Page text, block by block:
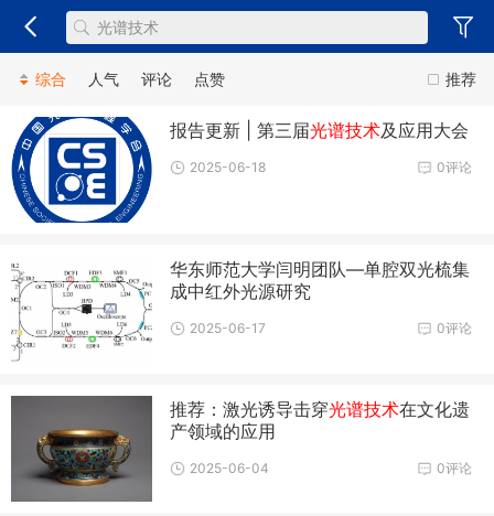
推荐
综合 人气 评论 点赞
报告更新 | 第三届光谱技术及应用大会
0评论
2025-06-18
华东师范大学闫明团队—单腔双光梳集
成中红外光源研究
0评论
2025-06-17
推荐：激光诱导击穿光谱技术在文化遗
产领域的应用
0评论
2025-06-04